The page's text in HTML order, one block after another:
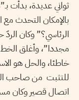
ثواني عديدة، بدأت
بالإمكان التحدث مع
الرئاسي؟” وكان
مجددا”، وأغلق
للتثبت من صاحب
اتصال قصير وكان